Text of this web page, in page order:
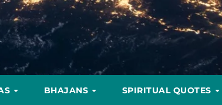
BHAJANS SPIRITUAL QUOTES